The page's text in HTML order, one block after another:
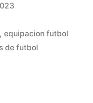
equipacion futbol
de futbol